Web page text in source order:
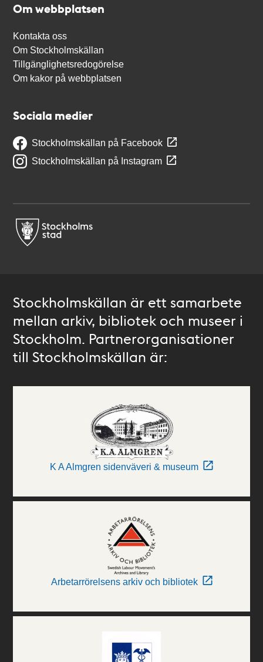
Om webbplatsen
Kontakta oss
Om Stockholmskällan
Tillgänglighetsredogörelse
Om kakor på webbplatsen
Sociala medier
Stockholmskällan på Facebook
Stockholmskällan på Instagram
Stockholmskällan är ett samarbete
mellan arkiv, bibliotek och museer i
Stockholm. Partnerorganisationer
till Stockholmskällan är:
K A Almgren sidenväveri & museum
Arbetarrörelsens arkiv och bibliotek